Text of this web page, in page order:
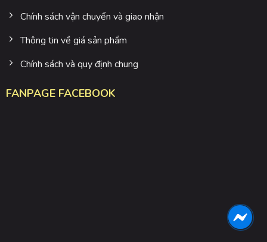
Chính sách vận chuyển và giao nhận
Thông tin về giá sản phẩm
Chính sách và quy định chung
FANPAGE FACEBOOK